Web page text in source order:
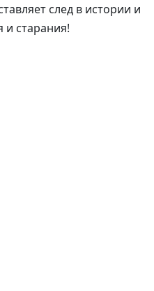
след в истории и
и старания!